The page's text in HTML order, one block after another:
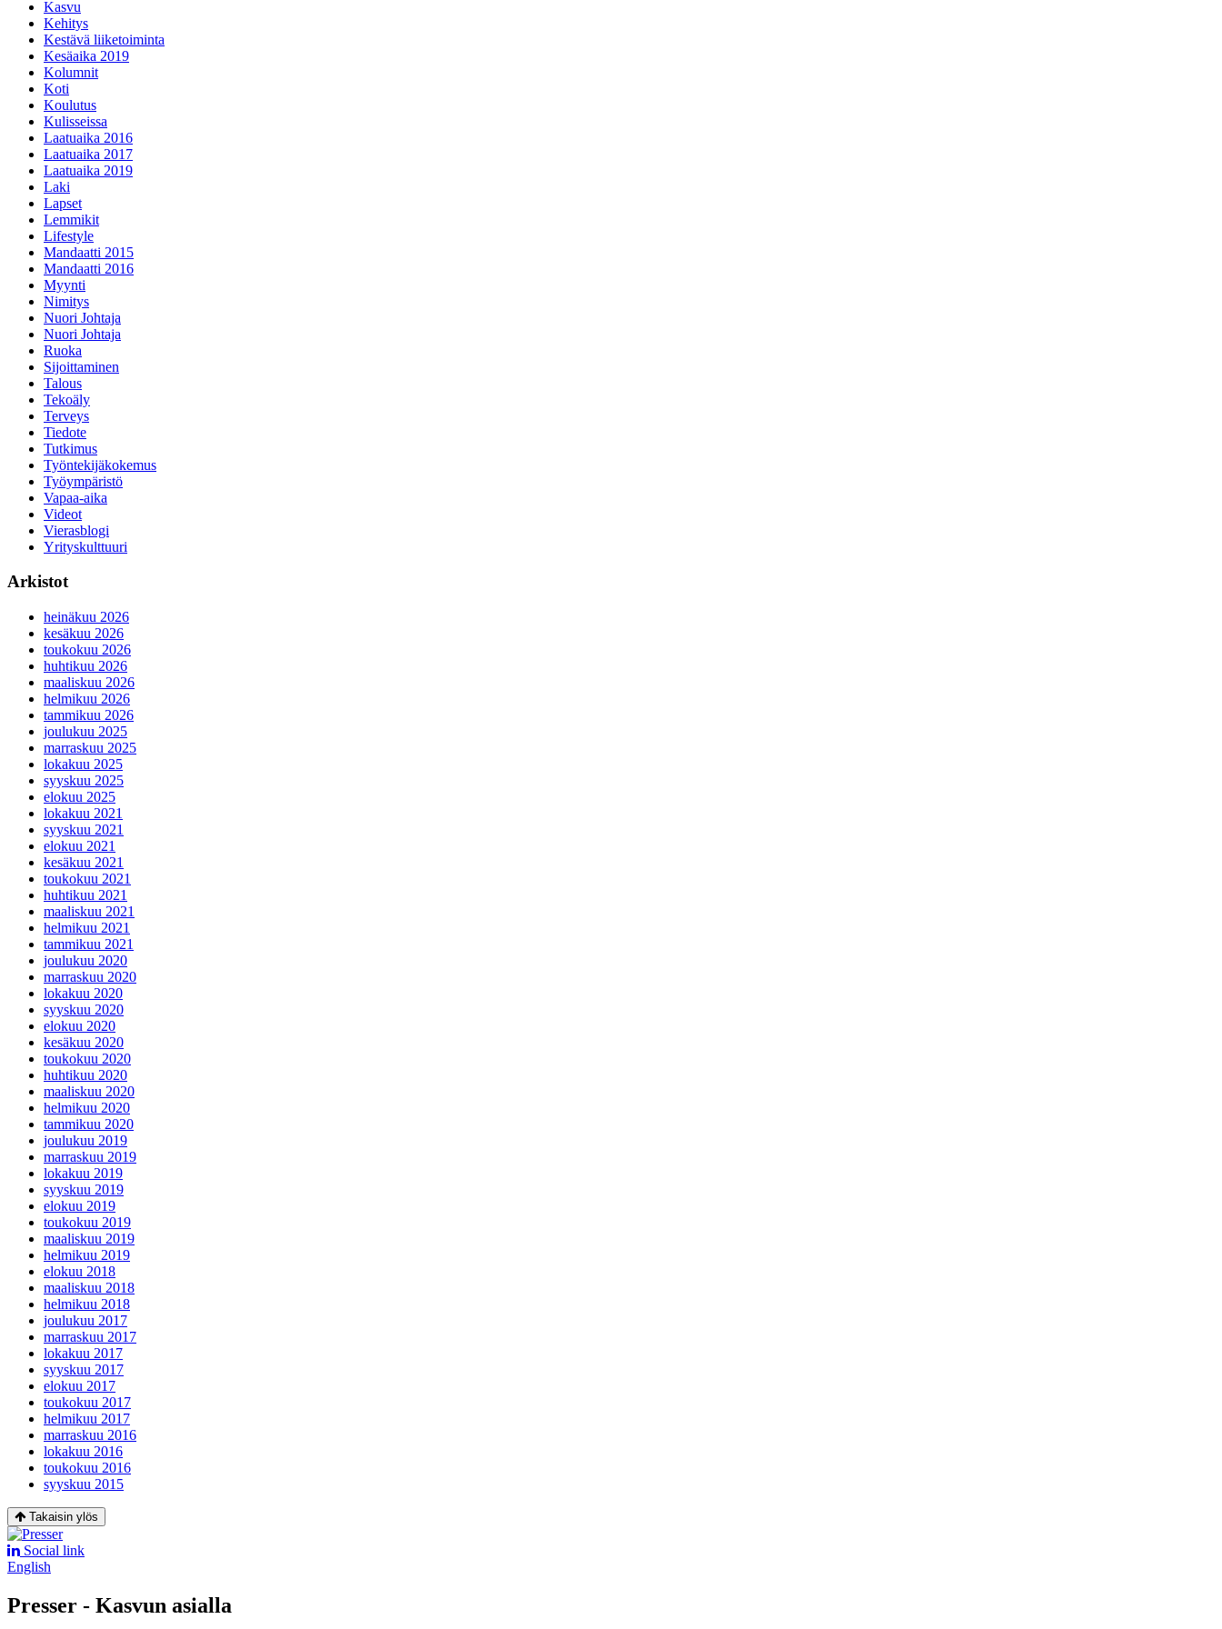
Kasvu
Kehitys
Kestävä liiketoiminta
Kesäaika 2019
Kolumnit
Koti
Koulutus
Kulisseissa
Laatuaika 2016
Laatuaika 2017
Laatuaika 2019
Laki
Lapset
Lemmikit
Lifestyle
Mandaatti 2015
Mandaatti 2016
Myynti
Nimitys
Nuori Johtaja
Nuori Johtaja
Ruoka
Sijoittaminen
Talous
Tekoäly
Terveys
Tiedote
Tutkimus
Työntekijäkokemus
Työympäristö
Vapaa-aika
Videot
Vierasblogi
Yrityskulttuuri
Arkistot
heinäkuu 2026
kesäkuu 2026
toukokuu 2026
huhtikuu 2026
maaliskuu 2026
helmikuu 2026
tammikuu 2026
joulukuu 2025
marraskuu 2025
lokakuu 2025
syyskuu 2025
elokuu 2025
lokakuu 2021
syyskuu 2021
elokuu 2021
kesäkuu 2021
toukokuu 2021
huhtikuu 2021
maaliskuu 2021
helmikuu 2021
tammikuu 2021
joulukuu 2020
marraskuu 2020
lokakuu 2020
syyskuu 2020
elokuu 2020
kesäkuu 2020
toukokuu 2020
huhtikuu 2020
maaliskuu 2020
helmikuu 2020
tammikuu 2020
joulukuu 2019
marraskuu 2019
lokakuu 2019
syyskuu 2019
elokuu 2019
toukokuu 2019
maaliskuu 2019
helmikuu 2019
elokuu 2018
maaliskuu 2018
helmikuu 2018
joulukuu 2017
marraskuu 2017
lokakuu 2017
syyskuu 2017
elokuu 2017
toukokuu 2017
helmikuu 2017
marraskuu 2016
lokakuu 2016
toukokuu 2016
syyskuu 2015
Takaisin ylös
Social link
English
Presser - Kasvun asialla